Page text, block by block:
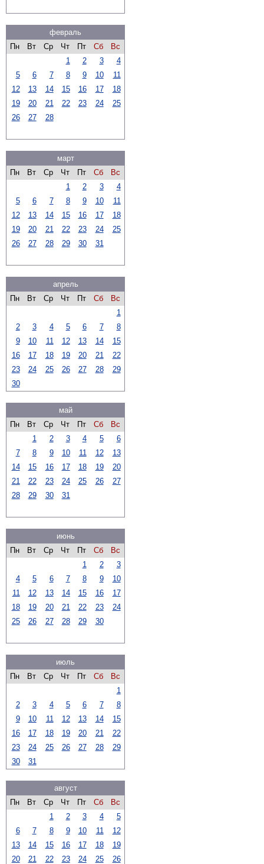
февраль
Пн
Вт Ср Чт Пт Сб
Вс
1
2 3
4
5
6 7 8 9 10
11
12
13 14 15 16 17
18
19
20 21 22 23 24
25
26
27 28
март
Пн
Вт Ср Чт Пт Сб
Вс
1
2 3
4
5
6 7 8 9 10
11
12
13 14 15 16 17
18
19
20 21 22 23 24
25
26
27 28 29 30 31
апрель
Пн
Вт Ср Чт Пт Сб
Вс
1
2
3 4 5 6 7
8
9
10 11 12 13 14
15
16
17 18 19 20 21
22
23
24 25 26 27 28
29
30
май
Пн
Вт Ср Чт Пт Сб
Вс
1
2 3 4 5
6
7
8 9 10 11 12
13
14
15 16 17 18 19
20
21
22 23 24 25 26
27
28
29 30 31
июнь
Пн
Вт Ср Чт Пт Сб
Вс
1
2
3
4
5 6 7 8 9
10
11
12 13 14 15 16
17
18
19 20 21 22 23
24
25
26 27 28 29 30
июль
Пн
Вт Ср Чт Пт Сб
Вс
1
2
3 4 5 6 7
8
9
10 11 12 13 14
15
16
17 18 19 20 21
22
23
24 25 26 27 28
29
30
31
август
Пн
Вт Ср Чт Пт Сб
Вс
1
2 3 4
5
6
7 8 9 10 11
12
13
14 15 16 17 18
19
20
21 22 23 24 25
26